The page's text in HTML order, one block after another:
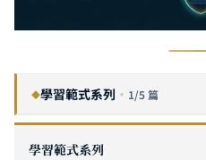
◆學習範式系列 · 1/5 篇
學習範式系列